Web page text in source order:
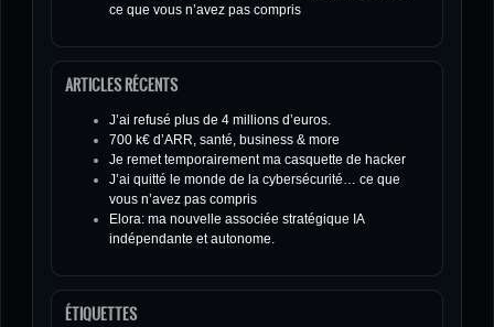
ce que vous n’avez pas compris
ARTICLES RÉCENTS
J’ai refusé plus de 4 millions d’euros.
700 k€ d’ARR, santé, business & more
Je remet temporairement ma casquette de hacker
J’ai quitté le monde de la cybersécurité… ce que
vous n’avez pas compris
Elora: ma nouvelle associée stratégique IA
indépendante et autonome.
ÉTIQUETTES